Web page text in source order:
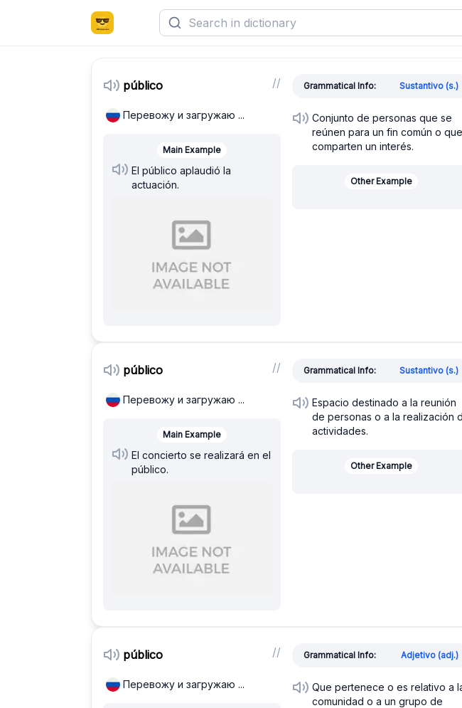
público //
Перевожу и загружаю ...
Main Example
El público aplaudió la
actuación.
Grammatical Info: Sustantivo (s.)
Conjunto de personas que se
reúnen para un fin común o que
comparten un interés.
Other Example
público //
Перевожу и загружаю ...
Main Example
El concierto se realizará en el
público.
Grammatical Info: Sustantivo (s.)
Espacio destinado a la reunión
de personas o a la realización
actividades.
Other Example
público //
Перевожу и загружаю ...
Grammatical Info: Adjetivo (adj.)
Que pertenece o es relativo a
comunidad o a un grupo de